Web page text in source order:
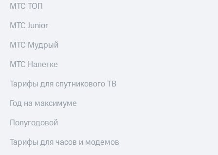
МТС ТОП
МТС Junior
МТС Мудрый
МТС Налегке
Тарифы для спутникового ТВ
Год на максимуме
Полугодовой
Тарифы для часов и модемов